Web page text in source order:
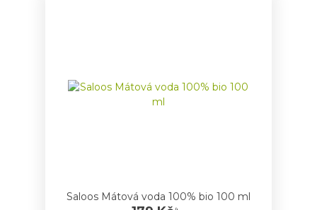
Saloos Mátová voda 100% bio 100 ml